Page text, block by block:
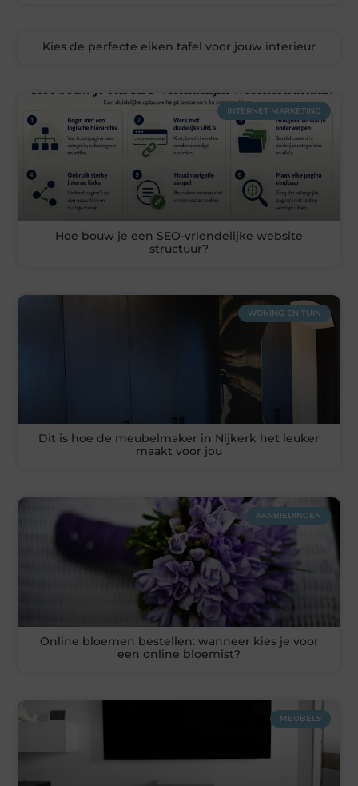
Kies de perfecte eiken tafel voor jouw interieur
INTERNET MARKETING
Hoe bouw je een SEO-vriendelijke website
structuur?
WONING EN TUIN
Dit is hoe de meubelmaker in Nijkerk het leuker
maakt voor jou
AANBIEDINGEN
Online bloemen bestellen: wanneer kies je voor
een online bloemist?
MEUBELS